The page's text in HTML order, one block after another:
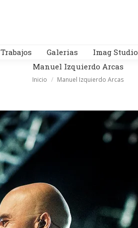
Trabajos Galerias Imag Studio
Manuel Izquierdo Arcas
Estás aquí:
Inicio Manuel Izquierdo Arcas